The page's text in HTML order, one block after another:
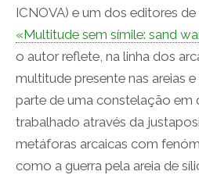
ICNOVA) e um dos editores de
«Multitude sem símile: sand
o autor reflete, na linha dos
multitude presente nas areias
parte de uma constelação em
trabalhado através da
metáforas arcaicas com
como a guerra pela areia de